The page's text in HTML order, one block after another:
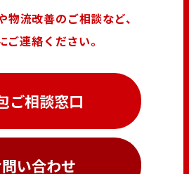
物流改善のご相談など、
ご連絡ください。
ご相談窓口
い合わせ